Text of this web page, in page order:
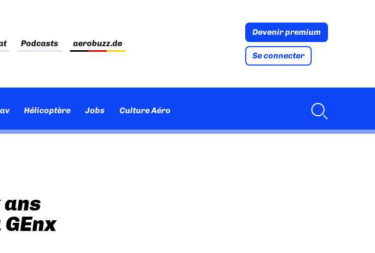
Podcasts aerobuzz.de
Devenir premium
Se connecter
Hélicoptère Jobs Culture Aéro
ans